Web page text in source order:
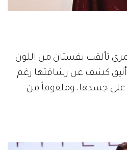
تألقت بفستان من اللون
أنيق كشف عن رشاقتها رغم
جسدها، وملفوفاً من